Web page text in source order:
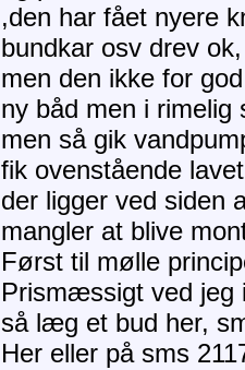
,den har fået nyere
bundkar osv drev
men den ikke for
ny båd men i rimelig
men så gik
fik ovenstående
der ligger ved siden
mangler at blive
Først til mølle
Prismæssigt ved jeg
så læg et bud her,
Her eller på sms